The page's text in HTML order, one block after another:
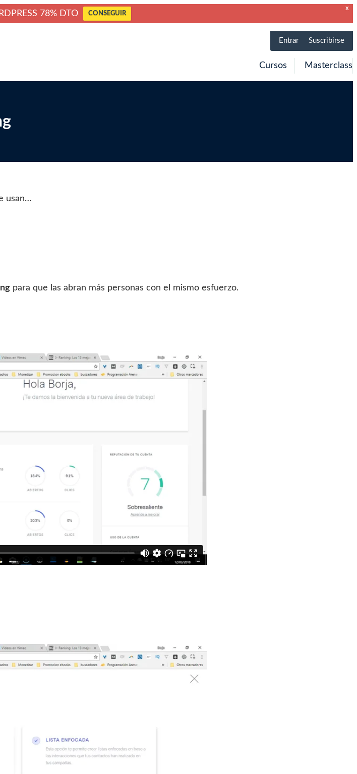
X
78% DTO CONSEGUIR
Entrar Suscribirse
Cursos Masterclass
usan…
para que las abran más personas con el mismo esfuerzo.